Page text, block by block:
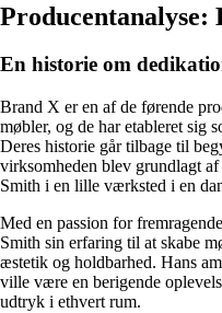
En historie om
Brand X er en af ​​de førende
møbler, og de har etableret sig
Deres historie går tilbage til
virksomheden blev grundlagt
Smith i en lille værksted i en
Med en passion for
Smith sin erfaring til at skabe
æstetik og holdbarhed. Hans
ville være en berigende
udtryk i ethvert rum.